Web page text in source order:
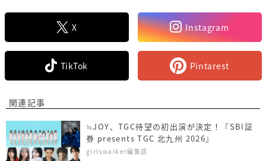
X Instagram
TikTok Pintarest
関連記事
≒JOY、TGC待望の初出演が決定！『SBI証
券 presents TGC 北九州 2026』
girlswalker編集部